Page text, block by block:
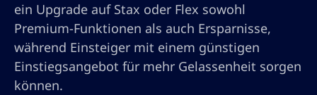
ein Upgrade auf Stax oder Flex sowohl
Premium-Funktionen als auch Ersparnisse,
während Einsteiger mit einem günstigen
Einstiegsangebot für mehr Gelassenheit sorgen
können.